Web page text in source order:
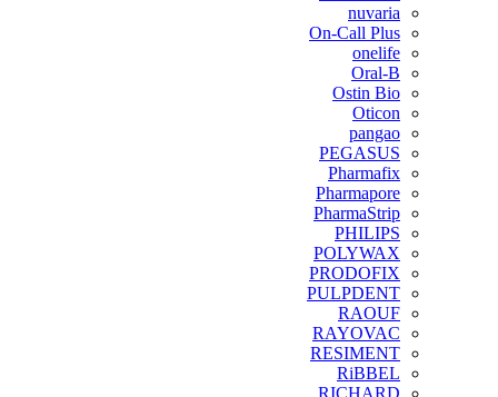
nuvaria
On-Call Plus
onelife
Oral-B
Ostin Bio
Oticon
pangao
PEGASUS
Pharmafix
Pharmapore
PharmaStrip
PHILIPS
POLYWAX
PRODOFIX
PULPDENT
RAOUF
RAYOVAC
RESIMENT
RiBBEL
RICHARD